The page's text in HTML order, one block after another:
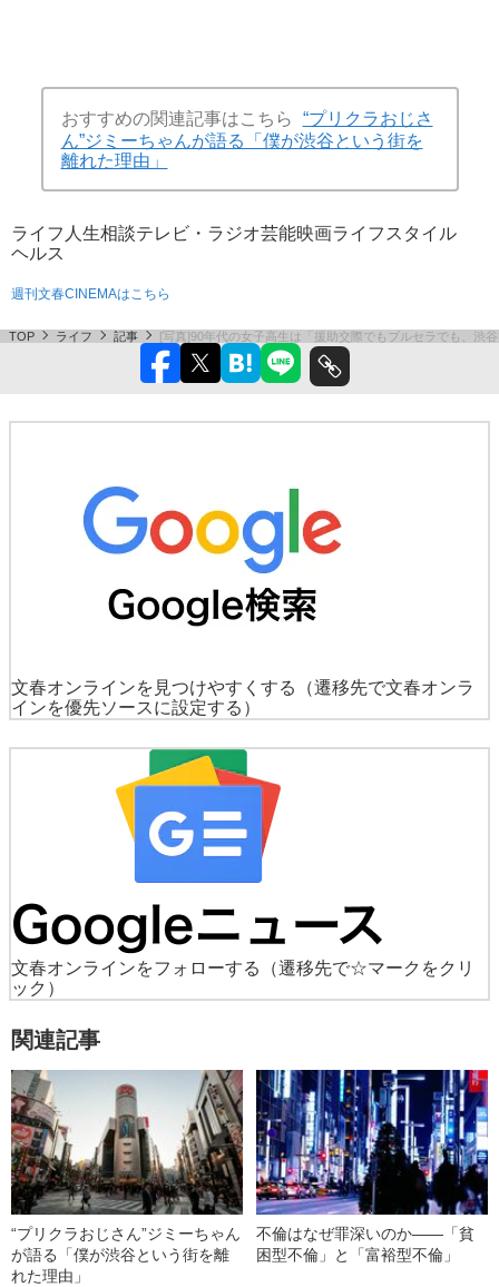
おすすめの関連記事はこちら
“プリクラおじさ
ん”ジミーちゃんが語る「僕が渋谷という街を
離れた理由」
ライフ 人生相談テレビ・ラジオ芸能映画ライフスタイル
ヘルス
週刊文春CINEMAはこちら
TOP ライフ 記事 [写真]90年代の女子高生は「援助交際でもブルセラでも、渋
文春オンラインを見つけやすくする
（遷移先で文春オンラ
インを優先ソースに設定する）
文春オンラインをフォローする
（遷移先で☆マークをクリ
ック）
関連記事
“プリクラおじさん”ジミーちゃん
が語る「僕が渋谷という街を離
れた理由」
不倫はなぜ罪深いのか――「貧
困型不倫」と「富裕型不倫」